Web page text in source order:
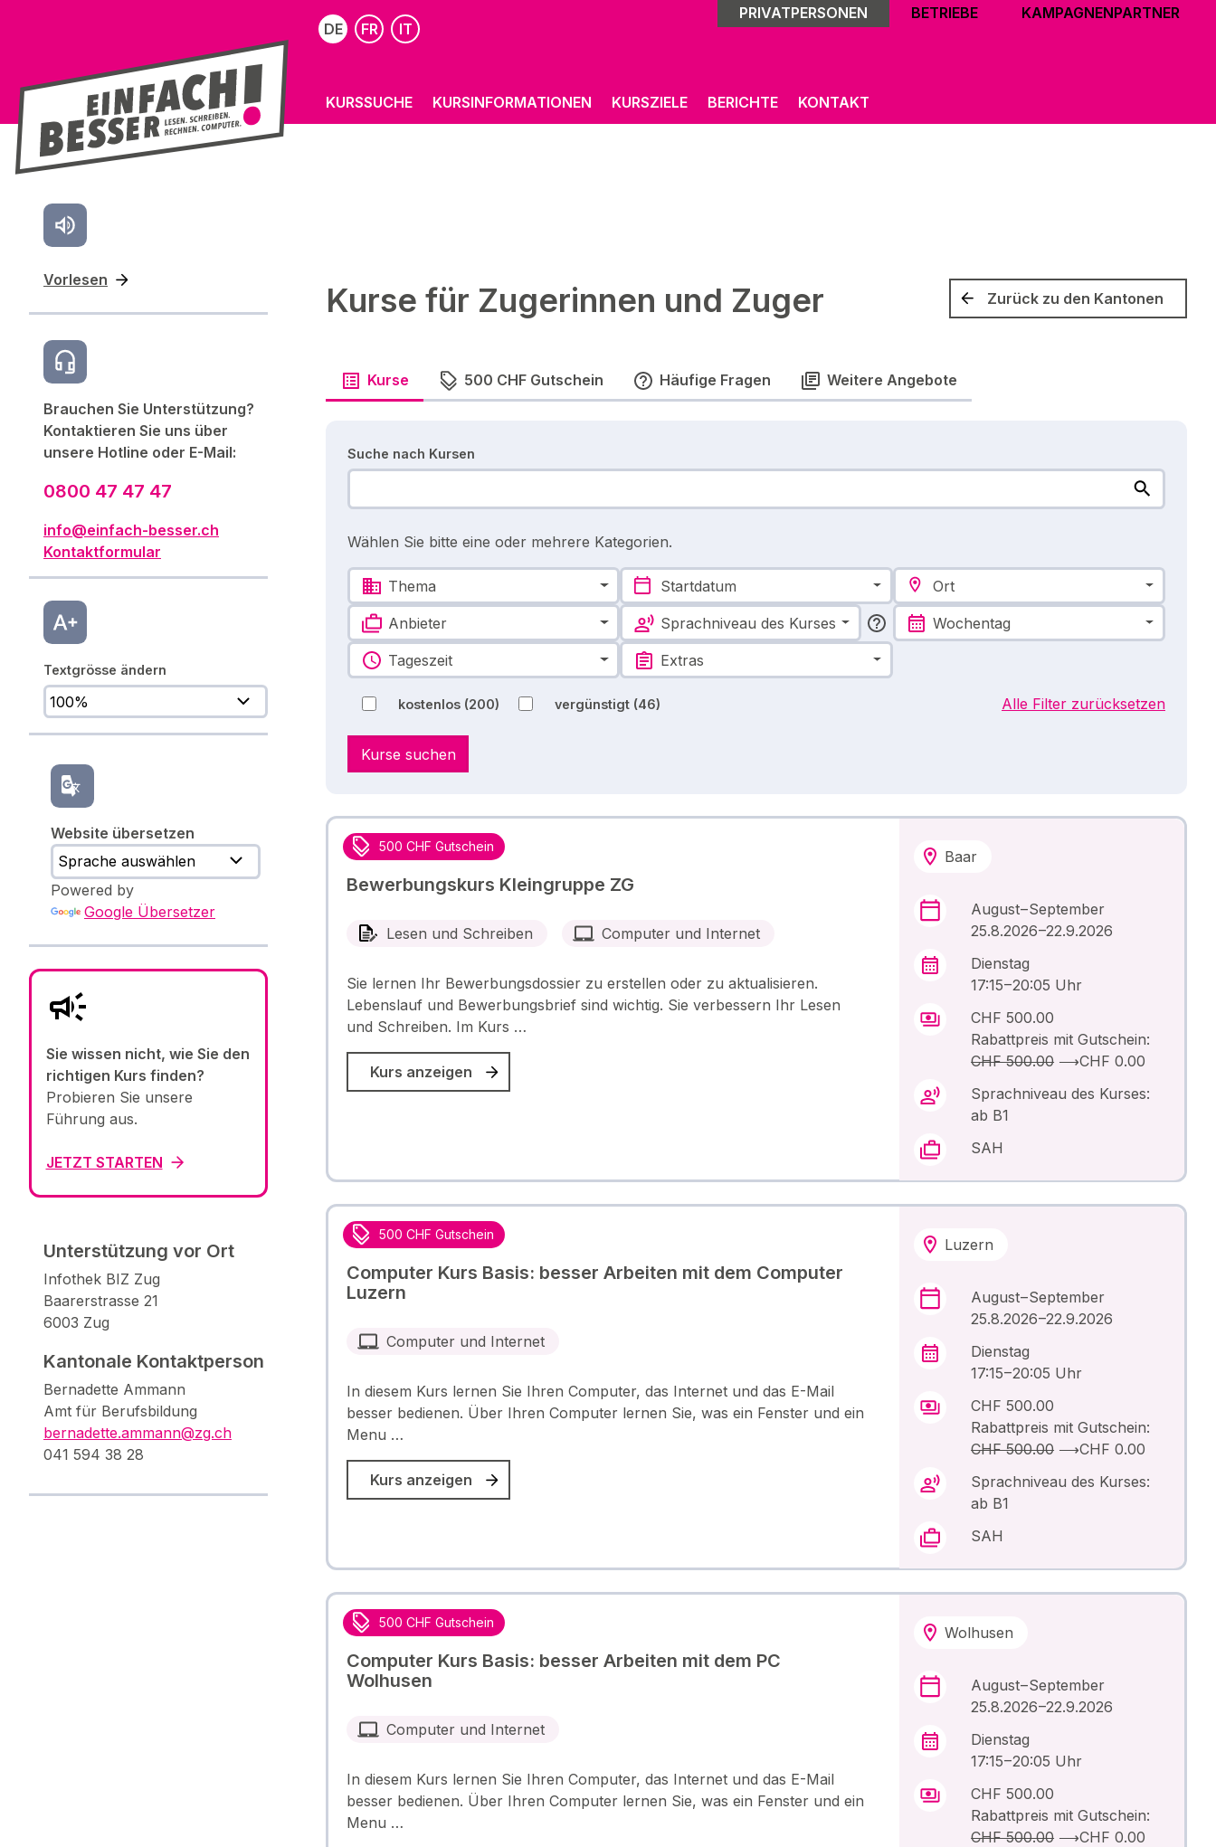
DE FR IT
PRIVATPERSONEN BETRIEBE KAMPAGNENPARTNER
KURSSUCHE KURSINFORMATIONEN KURSZIELE BERICHTE KONTAKT
Vorlesen
Kurse für Zugerinnen und Zuger Zurück zu den Kantonen
Brauchen Sie Unterstützung?
Kontaktieren Sie uns über
unsere Hotline oder E-Mail:
0800 47 47 47
info@einfach-besser.ch
Kontaktformular
Textgrösse ändern
Website übersetzen
Powered by
Google Übersetzer
Sie wissen nicht, wie Sie den
richtigen Kurs finden?
Probieren Sie unsere
Führung aus.
JETZT STARTEN
Unterstützung vor Ort
Infothek BIZ Zug
Baarerstrasse 21
6003 Zug
Kantonale Kontaktperson
Bernadette Ammann
Amt für Berufsbildung
bernadette.ammann@zg.ch
041 594 38 28
Kurse 500 CHF Gutschein Häufige Fragen Weitere Angebote
Suche nach Kursen
Wählen Sie bitte eine oder mehrere Kategorien.
Thema Startdatum Ort
Anbieter Sprachniveau des Kurses Wochentag
Tageszeit Extras
kostenlos (200) vergünstigt (46) Alle Filter zurücksetzen
Kurse suchen
500 CHF Gutschein
Bewerbungskurs Kleingruppe ZG
Lesen und Schreiben Computer und Internet
Sie lernen Ihr Bewerbungsdossier zu erstellen oder zu aktualisieren.
Lebenslauf und Bewerbungsbrief sind wichtig. Sie verbessern Ihr Lesen
und Schreiben. Im Kurs …
Kurs anzeigen
Baar
August – September
25.8.2026 –22.9.2026
Dienstag
17:15 – 20:05 Uhr
CHF 500.00
Rabattpreis mit Gutschein:
CHF 500.00 ⟶CHF 0.00
Sprachniveau des Kurses:
ab B1
SAH
500 CHF Gutschein
Computer Kurs Basis: besser Arbeiten mit dem Computer
Luzern
Computer und Internet
In diesem Kurs lernen Sie Ihren Computer, das Internet und das E-Mail
besser bedienen. Über Ihren Computer lernen Sie, was ein Fenster und ein
Menu …
Kurs anzeigen
Luzern
August – September
25.8.2026 –22.9.2026
Dienstag
17:15 – 20:05 Uhr
CHF 500.00
Rabattpreis mit Gutschein:
CHF 500.00 ⟶CHF 0.00
Sprachniveau des Kurses:
ab B1
SAH
500 CHF Gutschein
Computer Kurs Basis: besser Arbeiten mit dem PC
Wolhusen
Computer und Internet
In diesem Kurs lernen Sie Ihren Computer, das Internet und das E-Mail
besser bedienen. Über Ihren Computer lernen Sie, was ein Fenster und ein
Menu …
Wolhusen
August – September
25.8.2026 –22.9.2026
Dienstag
17:15 – 20:05 Uhr
CHF 500.00
Rabattpreis mit Gutschein:
CHF 500.00 ⟶CHF 0.00